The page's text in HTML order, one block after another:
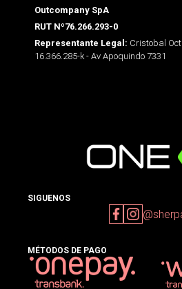
Outcompany SpA
RUT Nº76.266.293-0
Representante Legal: Cristobal
16.366.285-k - Av Apoquindo 7331
SIGUENOS
MÉTODOS DE PAGO